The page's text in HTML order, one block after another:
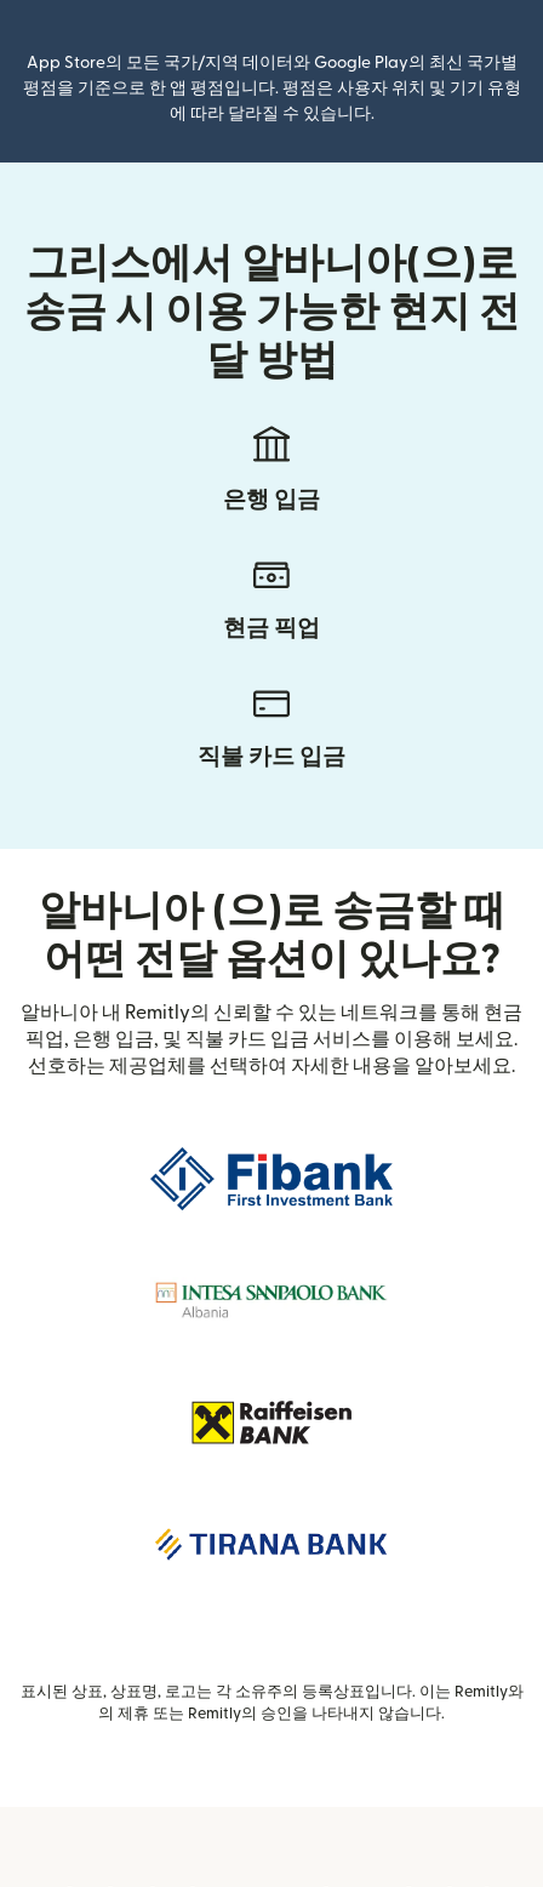
App Store의 모든 국가/지역 데이터와 Google Play의 최신 국가별
평점을 기준으로 한 앱 평점입니다. 평점은 사용자 위치 및 기기 유형
에 따라 달라질 수 있습니다.
그리스에서 알바니아(으)로
송금 시 이용 가능한 현지 전
달 방법
은행 입금
현금 픽업
직불 카드 입금
알바니아 (으)로 송금할 때
어떤 전달 옵션이 있나요?
알바니아 내 Remitly의 신뢰할 수 있는 네트워크를 통해 현금
픽업, 은행 입금, 및 직불 카드 입금 서비스를 이용해 보세요.
선호하는 제공업체를 선택하여 자세한 내용을 알아보세요.
표시된 상표, 상표명, 로고는 각 소유주의 등록상표입니다. 이는 Remitly와
의 제휴 또는 Remitly의 승인을 나타내지 않습니다.